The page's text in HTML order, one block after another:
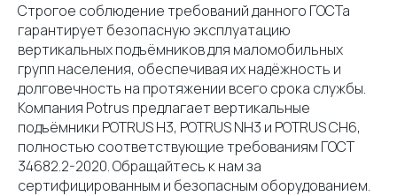
Строгое соблюдение требований данного ГОСТа
гарантирует безопасную эксплуатацию
вертикальных подъёмников для маломобильных
групп населения, обеспечивая их надёжность и
долговечность на протяжении всего срока службы.
Компания Potrus предлагает вертикальные
подъёмники POTRUS H3, POTRUS NH3 и POTRUS СH6,
полностью соответствующие требованиям ГОСТ
34682.2-2020. Обращайтесь к нам за
сертифицированным и безопасным оборудованием.